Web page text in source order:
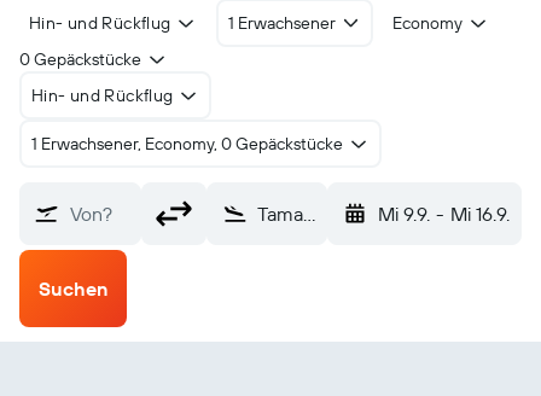
Hin- und Rückflug 1 Erwachsener
Economy
0 Gepäckstücke
Hin- und Rückflug
1 Erwachsener, Economy, 0 Gepäckstücke
Von? Tamanrasset Aguemar (TMR) Mi 9.9. - Mi 16.9.
Suchen